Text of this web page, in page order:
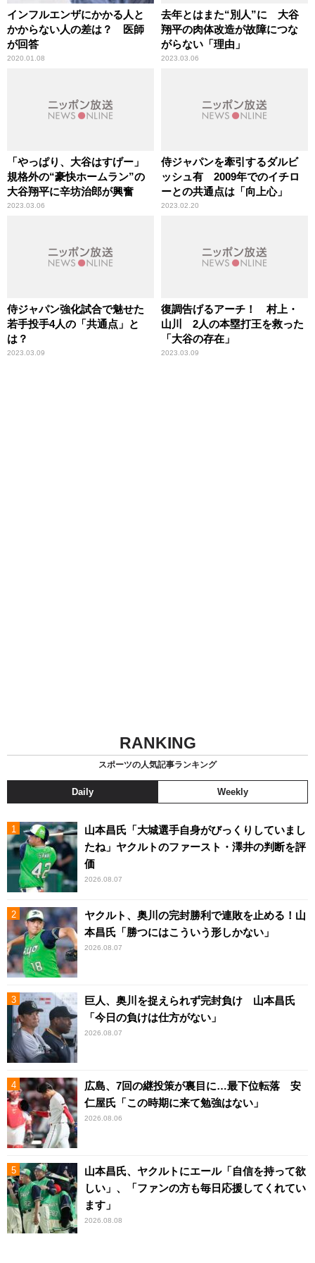
インフルエンザにかかる人と
かからない人の差は？ 医師
が回答
2020.01.08
去年とはまた“別人”に 大谷
翔平の肉体改造が故障につな
がらない「理由」
2023.03.06
「やっぱり、大谷はすげー」
規格外の“豪快ホームラン”の
大谷翔平に辛坊治郎が興奮
2023.03.06
侍ジャパンを牽引するダルビ
ッシュ有 2009年でのイチロ
ーとの共通点は「向上心」
2023.02.20
侍ジャパン強化試合で魅せた
若手投手4人の「共通点」と
は？
2023.03.09
復調告げるアーチ！ 村上・
山川 2人の本塁打王を救った
「大谷の存在」
2023.03.09
RANKING
スポーツの人気記事ランキング
Daily Weekly
山本昌氏「大城選手自身がびっくりしていまし
たね」ヤクルトのファースト・澤井の判断を評
価
2026.08.07
ヤクルト、奥川の完封勝利で連敗を止める！山
本昌氏「勝つにはこういう形しかない」
2026.08.07
巨人、奥川を捉えられず完封負け 山本昌氏
「今日の負けは仕方がない」
2026.08.07
広島、7回の継投策が裏目に…最下位転落 安
仁屋氏「この時期に来て勉強はない」
2026.08.06
山本昌氏、ヤクルトにエール「自信を持って欲
しい」、「ファンの方も毎日応援してくれてい
ます」
2026.08.08